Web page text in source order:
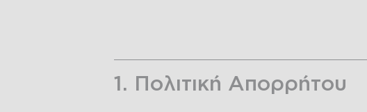
1. Πολιτική Απορρήτου